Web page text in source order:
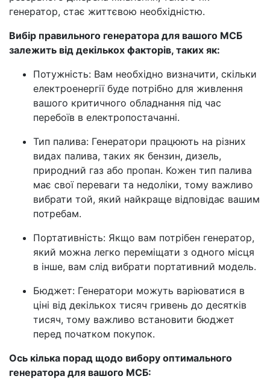
генератор, стає життєвою необхідністю.
Вибір правильного генератора для вашого МСБ
залежить від декількох факторів, таких як:
Потужність: Вам необхідно визначити, скільки
електроенергії буде потрібно для живлення
вашого критичного обладнання під час
перебоїв в електропостачанні.
Тип палива: Генератори працюють на різних
видах палива, таких як бензин, дизель,
природний газ або пропан. Кожен тип палива
має свої переваги та недоліки, тому важливо
вибрати той, який найкраще відповідає вашим
потребам.
Портативність: Якщо вам потрібен генератор,
який можна легко переміщати з одного місця
в інше, вам слід вибрати портативний модель.
Бюджет: Генератори можуть варіюватися в
ціні від декількох тисяч гривень до десятків
тисяч, тому важливо встановити бюджет
перед початком покупок.
Ось кілька порад щодо вибору оптимального
генератора для вашого МСБ: